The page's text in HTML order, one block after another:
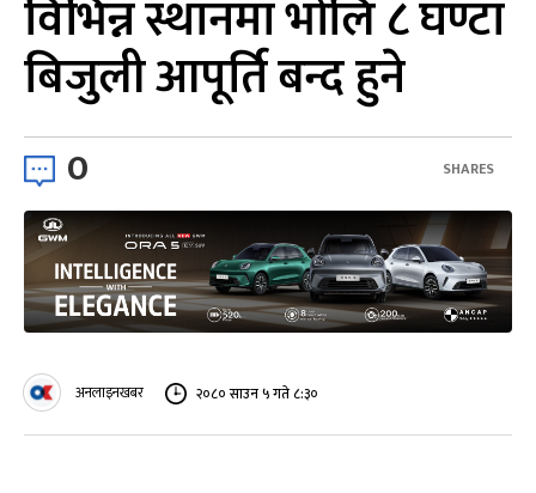
विभिन्न स्थानमा भोलि ८ घण्टा
बिजुली आपूर्ति बन्द हुने
0 SHARES
अनलाइनखबर २०८० साउन ५ गते ८:३०